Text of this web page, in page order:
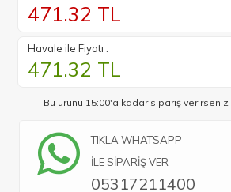
471.32 TL
Havale ile Fiyatı :
471.32 TL
Bu ürünü 15:00'a kadar sipariş verirseniz
TIKLA WHATSAPP
İLE SİPARİŞ VER
05317211400